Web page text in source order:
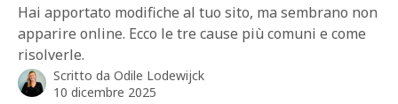
Hai apportato modifiche al tuo sito, ma sembrano non
apparire online. Ecco le tre cause più comuni e come
risolverle.
Scritto da Odile Lodewijck
10 dicembre 2025